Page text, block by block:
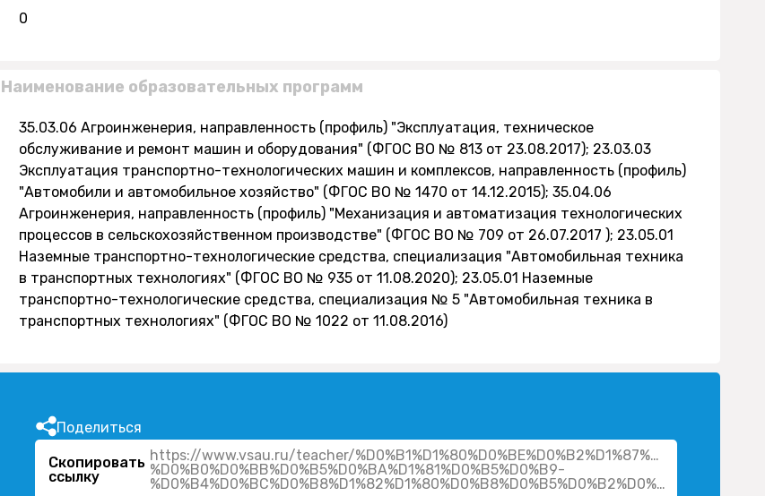
0
Наименование образовательных программ
35.03.06 Агроинженерия, направленность (профиль) "Эксплуатация, техническое
обслуживание и ремонт машин и оборудования" (ФГОС ВО № 813 от 23.08.2017); 23.03.03
Эксплуатация транспортно-технологических машин и комплексов, направленность (профиль)
"Автомобили и автомобильное хозяйство" (ФГОС ВО № 1470 от 14.12.2015); 35.04.06
Агроинженерия, направленность (профиль) "Механизация и автоматизация технологических
процессов в сельскохозяйственном производстве" (ФГОС ВО № 709 от 26.07.2017 ); 23.05.01
Наземные транспортно-технологические средства, специализация "Автомобильная техника
в транспортных технологиях" (ФГОС ВО № 935 от 11.08.2020); 23.05.01 Наземные
транспортно-технологические средства, специализация № 5 "Автомобильная техника в
транспортных технологиях" (ФГОС ВО № 1022 от 11.08.2016)
Поделиться
Скопировать
ссылку
https://www.vsau.ru/teacher/
%D0%B0%D0%BB%D0%B5%D0%BA%D1%81%D0%B5%D0%B9-
%D0%B4%D0%BC%D0%B8%D1%82%D1%80%D0%B8%D0%B5%D0%B2%D0%B8%D1%87/